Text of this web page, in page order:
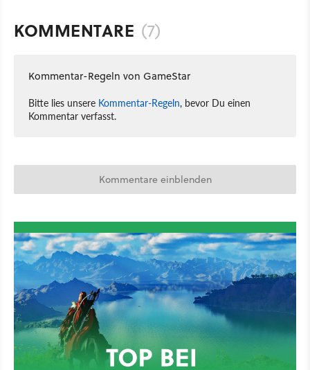
KOMMENTARE (7)
Kommentar-Regeln von GameStar
Bitte lies unsere Kommentar-Regeln, bevor Du einen
Kommentar verfasst.
Kommentare einblenden